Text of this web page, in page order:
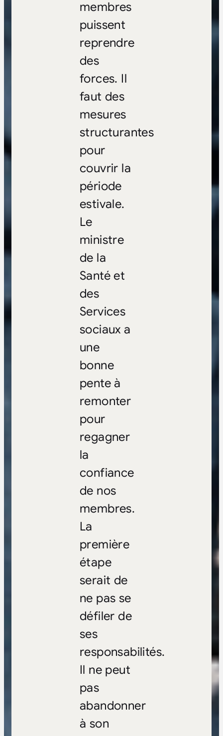
membres
puissent
reprendre
des
forces. Il
faut des
mesures
structurantes
pour
couvrir la
période
estivale.
Le
ministre
de la
Santé et
des
Services
sociaux a
une
bonne
pente à
remonter
pour
regagner
la
confiance
de nos
membres.
La
première
étape
serait de
ne pas se
défiler de
ses
responsabilités.
Il ne peut
pas
abandonner
à son